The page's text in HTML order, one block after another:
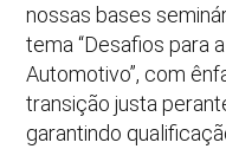
nossas bases
tema “Desafios para
Automotivo”, com
transição justa
garantindo